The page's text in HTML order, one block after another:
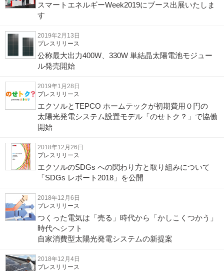
スマートエネルギーWeek2019にブース出展いたしま
す
2019年2月13日
プレスリリース
公称最大出力400W、330W 単結晶太陽電池モジュー
ル発売開始
2019年1月28日
プレスリリース
エクソルとTEPCO ホームテックが初期費用０円の
太陽光発電システム設置モデル「のせトク？」で協働
開始
2018年12月26日
プレスリリース
エクソルのSDGs への関わり方と取り組みについて
「SDGs レポート2018」を公開
2018年12月6日
プレスリリース
つくった電気は「売る」時代から「かしこくつかう」
時代へシフト
自家消費型太陽光発電システムの新提案
2018年12月4日
プレスリリース